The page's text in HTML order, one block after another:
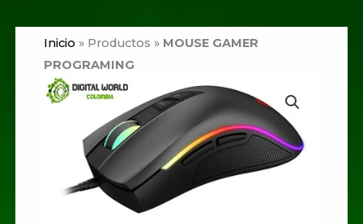
Inicio » Productos » MOUSE GAMER
PROGRAMING